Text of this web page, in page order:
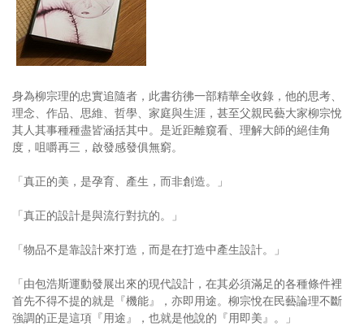
身為柳宗理的忠實追隨者，此書彷彿一部精華全收錄，他的思考、
理念、作品、思維、哲學、家庭與生涯，甚至父親民藝大家柳宗悅
其人其事種種盡皆涵括其中。是近距離窺看、理解大師的絕佳角
度，咀嚼再三，啟發感發俱無窮。
「真正的美，是孕育、產生，而非創造。」
「真正的設計是與流行對抗的。」
「物品不是靠設計來打造，而是在打造中產生設計。」
「由包浩斯運動發展出來的現代設計，在其必須滿足的各種條件裡
首先不得不提的就是『機能』，亦即用途。柳宗悅在民藝論理不斷
強調的正是這項『用途』，也就是他說的『用即美』。」